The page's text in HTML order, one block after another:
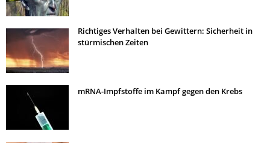
Richtiges Verhalten bei Gewittern: Sicherheit in
stürmischen Zeiten
mRNA-Impfstoffe im Kampf gegen den Krebs